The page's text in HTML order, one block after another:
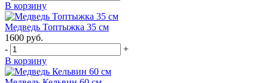
В корзину
Медведь Топтыжка 35 см
1600 руб.
-
+
В корзину